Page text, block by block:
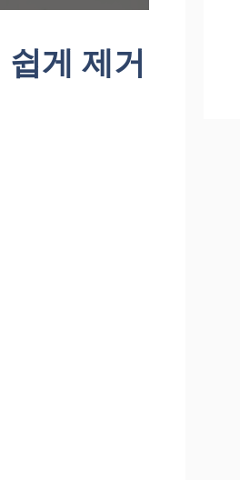
게 제거